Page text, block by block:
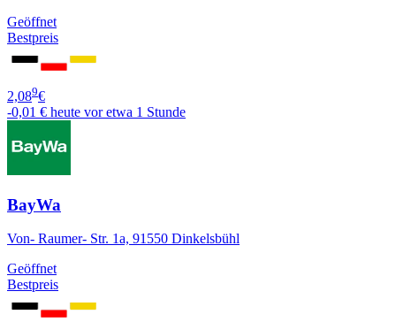
Geöffnet
Bestpreis
2,089€
-0,01 € heute vor etwa 1 Stunde
BayWa
Von- Raumer- Str. 1a, 91550 Dinkelsbühl
Geöffnet
Bestpreis